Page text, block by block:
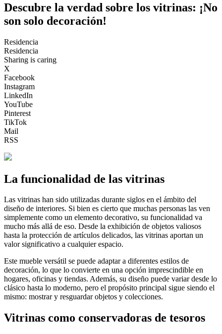
Descubre la verdad sobre los vitrinas: ¡No
son solo decoración!
Residencia
Residencia
Sharing is caring
X
Facebook
Instagram
LinkedIn
YouTube
Pinterest
TikTok
Mail
RSS
La funcionalidad de las vitrinas
Las vitrinas han sido utilizadas durante siglos en el ámbito del
diseño de interiores. Si bien es cierto que muchas personas las ven
simplemente como un elemento decorativo, su funcionalidad va
mucho más allá de eso. Desde la exhibición de objetos valiosos
hasta la protección de artículos delicados, las vitrinas aportan un
valor significativo a cualquier espacio.
Este mueble versátil se puede adaptar a diferentes estilos de
decoración, lo que lo convierte en una opción imprescindible en
hogares, oficinas y tiendas. Además, su diseño puede variar desde lo
clásico hasta lo moderno, pero el propósito principal sigue siendo el
mismo: mostrar y resguardar objetos y colecciones.
Vitrinas como conservadoras de tesoros